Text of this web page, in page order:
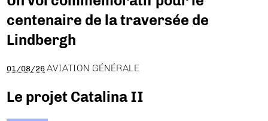
centenaire de la traversée de
Lindbergh
01/08/26 AVIATION GÉNÉRALE
Le projet Catalina II